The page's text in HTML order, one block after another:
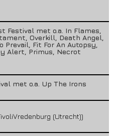
Festival met o.a. In Flames,
Overkill, Death Angel,
Prevail, Fit For An Autopsy,
Alert, Primus, Necrot
met o.a. Up The Irons
(Utrecht))